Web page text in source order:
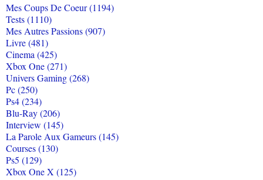
Mes Coups De Coeur (1194)
Tests (1110)
Mes Autres Passions (907)
Livre (481)
Cinema (425)
Xbox One (271)
Univers Gaming (268)
Pc (250)
Ps4 (234)
Blu-Ray (206)
Interview (145)
La Parole Aux Gameurs (145)
Courses (130)
Ps5 (129)
Xbox One X (125)